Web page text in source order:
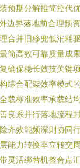
期分解推简控代
界落地前合理预
并旧移兜低消耗
高效可靠质量成
确保稳长效技关键
合配架效率模式
载标准效率承载结
系并行落地流程
效能频深则协同
能力转换率立转交
活绑替机整合点